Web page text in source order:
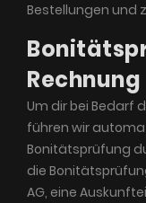
Bestellungen und
Rechnung
Um dir bei Bedarf
führen wir
Bonitätsprüfung
die
AG, eine